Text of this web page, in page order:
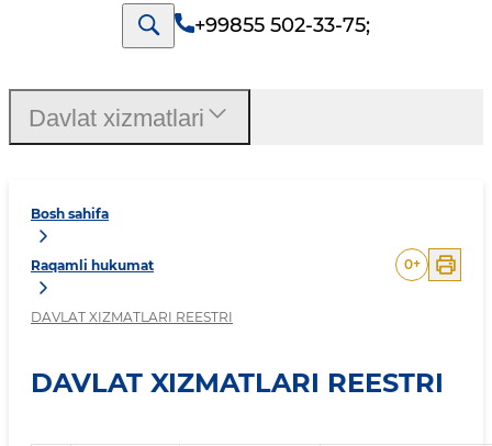
+99855 502-33-75;
Bosh sahifa
Raqamli hukumat
DAVLAT XIZMATLARI REESTRI
0+
DAVLAT XIZMATLARI REESTRI
Davlat xizmatlari